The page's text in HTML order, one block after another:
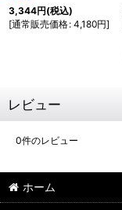
3,344円(税込)
[通常販売価格: 4,180円]
レビュー
0件のレビュー
ホーム